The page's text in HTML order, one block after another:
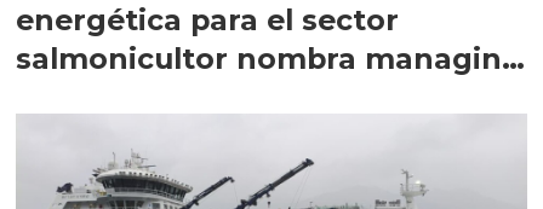
energética para el sector
salmonicultor nombra managing